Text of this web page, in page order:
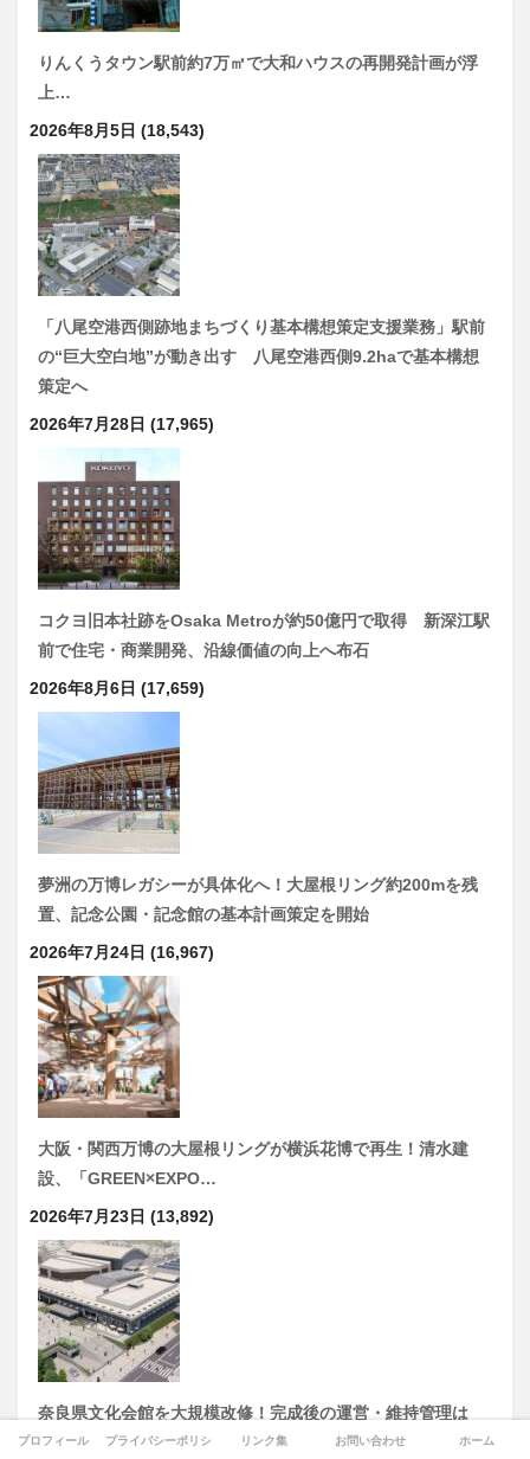
りんくうタウン駅前約7万㎡で大和ハウスの再開発計画が浮
上…
2026年8月5日 (18,543)
「八尾空港西側跡地まちづくり基本構想策定支援業務」駅前
の“巨大空白地”が動き出す 八尾空港西側9.2haで基本構想
策定へ
2026年7月28日 (17,965)
コクヨ旧本社跡をOsaka Metroが約50億円で取得 新深江駅
前で住宅・商業開発、沿線価値の向上へ布石
2026年8月6日 (17,659)
夢洲の万博レガシーが具体化へ！大屋根リング約200mを残
置、記念公園・記念館の基本計画策定を開始
2026年7月24日 (16,967)
大阪・関西万博の大屋根リングが横浜花博で再生！清水建
設、「GREEN×EXPO…
2026年7月23日 (13,892)
奈良県文化会館を大規模改修！完成後の運営・維持管理は
DMG森精機を代表企業とする「なら文化響創パートナー…
プロフィール プライバシーポリシー リンク集 お問い合わせ ホーム